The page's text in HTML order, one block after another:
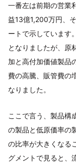
一番左は前期の営業
益13億1,200万円、
ートで示しています
となりましたが、原
加と高付加価値製品
費の高騰、販管費の
なりました。
ここで言う、製品構
の製品と低原価率の
の比率が大きくなる
グメントで見ると、